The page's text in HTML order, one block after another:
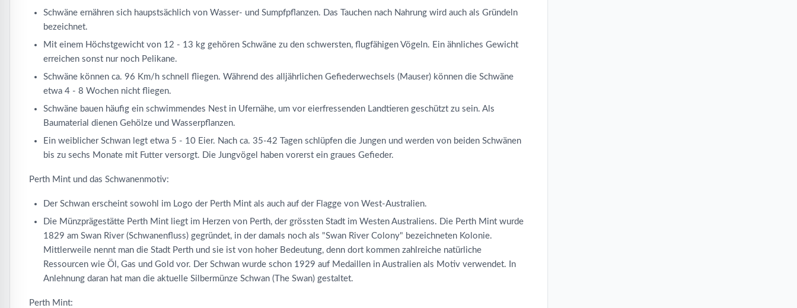
Schwäne ernähren sich haupstsächlich von Wasser- und Sumpfpflanzen. Das Tauchen nach Nahrung wird auch als Gründeln
bezeichnet.
Mit einem Höchstgewicht von 12 - 13 kg gehören Schwäne zu den schwersten, flugfähigen Vögeln. Ein ähnliches Gewicht
erreichen sonst nur noch Pelikane.
Schwäne können ca. 96 Km/h schnell fliegen. Während des alljährlichen Gefiederwechsels (Mauser) können die Schwäne
etwa 4 - 8 Wochen nicht fliegen.
Schwäne bauen häufig ein schwimmendes Nest in Ufernähe, um vor eierfressenden Landtieren geschützt zu sein. Als
Baumaterial dienen Gehölze und Wasserpflanzen.
Ein weiblicher Schwan legt etwa 5 - 10 Eier. Nach ca. 35-42 Tagen schlüpfen die Jungen und werden von beiden Schwänen
bis zu sechs Monate mit Futter versorgt. Die Jungvögel haben vorerst ein graues Gefieder.
Perth Mint und das Schwanenmotiv:
Der Schwan erscheint sowohl im Logo der Perth Mint als auch auf der Flagge von West-Australien.
Die Münzprägestätte Perth Mint liegt im Herzen von Perth, der grössten Stadt im Westen Australiens. Die Perth Mint wurde
1829 am Swan River (Schwanenfluss) gegründet, in der damals noch als "Swan River Colony" bezeichneten Kolonie.
Mittlerweile nennt man die Stadt Perth und sie ist von hoher Bedeutung, denn dort kommen zahlreiche natürliche
Ressourcen wie Öl, Gas und Gold vor. Der Schwan wurde schon 1929 auf Medaillen in Australien als Motiv verwendet. In
Anlehnung daran hat man die aktuelle Silbermünze Schwan (The Swan) gestaltet.
Perth Mint: